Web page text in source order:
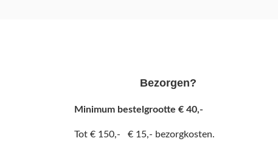
Bezorgen?
Minimum bestelgrootte € 40,-
Tot € 150,- € 15,- bezorgkosten.